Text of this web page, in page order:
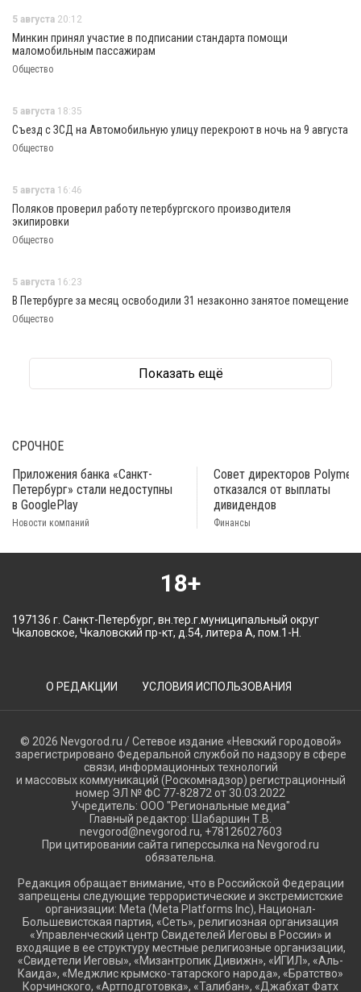
5 августа 20:12
Минкин принял участие в подписании стандарта помощи
маломобильным пассажирам
Общество
5 августа 18:35
Съезд с ЗСД на Автомобильную улицу перекроют в ночь на 9 августа
Общество
5 августа 16:46
Поляков проверил работу петербургского производителя
экипировки
Общество
5 августа 16:23
В Петербурге за месяц освободили 31 незаконно занятое помещение
Общество
Показать ещё
СРОЧНОЕ
Приложения банка «Санкт-
Петербург» стали недоступны
в GooglePlay
Новости компаний
Совет директоров
отказался от выплаты
дивидендов
Финансы
18+
197136 г. Санкт-Петербург, вн.тер.г.муниципальный округ
Чкаловское, Чкаловский пр-кт, д.54, литера А, пом.1-Н.
О РЕДАКЦИИ УСЛОВИЯ ИСПОЛЬЗОВАНИЯ
© 2026 Nevgorod.ru / Сетевое издание «Невский городовой»
зарегистрировано Федеральной службой по надзору в сфере
связи, информационных технологий
и массовых коммуникаций (Роскомнадзор) регистрационный
номер ЭЛ № ФС 77-82872 от 30.03.2022
Учредитель: ООО "Региональные медиа"
Главный редактор: Шабаршин Т.В.
nevgorod@nevgorod.ru, +78126027603
При цитировании сайта гиперссылка на Nevgorod.ru
обязательна.
Редакция обращает внимание, что в Российской Федерации
запрещены следующие террористические и экстремистские
организации: Meta (Meta Platforms Inc), Национал-
Большевистская партия, «Сеть», религиозная организация
«Управленческий центр Свидетелей Иеговы в России» и
входящие в ее структуру местные религиозные организации,
«Свидетели Иеговы», «Мизантропик Дивижн», «ИГИЛ», «Аль-
Каида», «Меджлис крымско-татарского народа», «Братство»
Корчинского, «Артподготовка», «Талибан», «Джабхат Фатх